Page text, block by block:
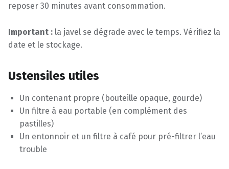
reposer 30 minutes avant consommation.
Important : la javel se dégrade avec le temps. Vérifiez la
date et le stockage.
Ustensiles utiles
Un contenant propre (bouteille opaque, gourde)
Un filtre à eau portable (en complément des
pastilles)
Un entonnoir et un filtre à café pour pré-filtrer l’eau
trouble